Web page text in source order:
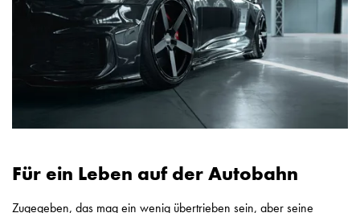
Für ein Leben auf der Autobahn
Zugegeben, das mag ein wenig übertrieben sein, aber seine